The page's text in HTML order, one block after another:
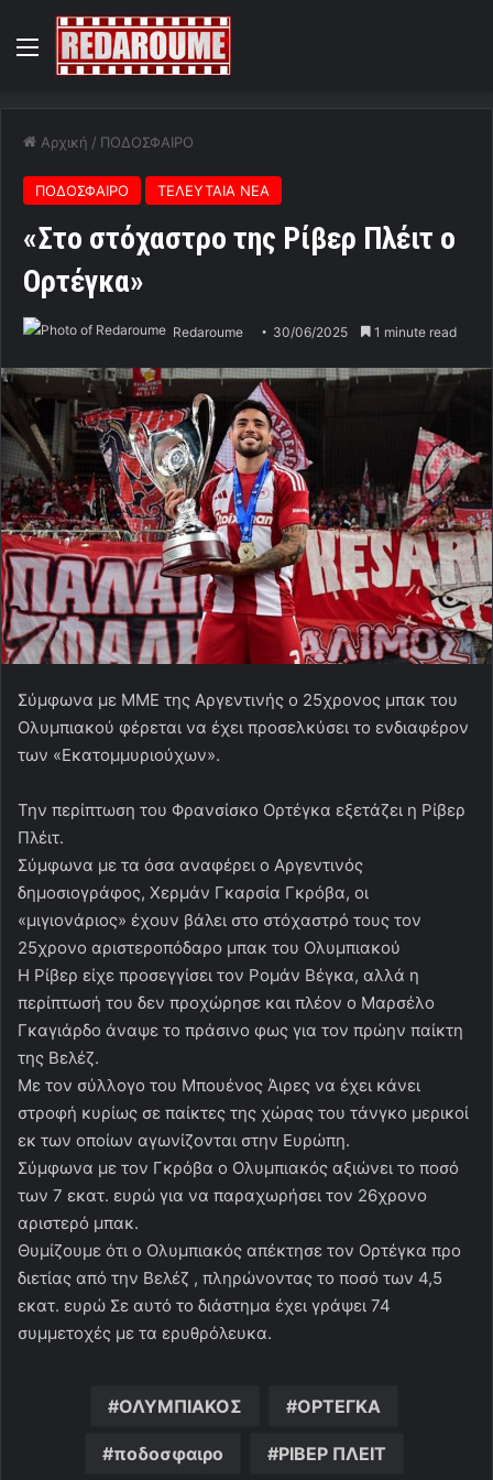
Menu
Αρχική / ΠΟΔΟΣΦΑΙΡΟ
ΠΟΔΟΣΦΑΙΡΟ ΤΕΛΕΥΤΑΙΑ ΝΕΑ
«Στο στόχαστρο της Ρίβερ Πλέιτ ο
Ορτέγκα»
Redaroume 30/06/2025 1 minute read
Σύμφωνα με ΜΜΕ της Αργεντινής ο 25χρονος μπακ του
Ολυμπιακού φέρεται να έχει προσελκύσει το ενδιαφέρον
των «Εκατομμυριούχων».
Την περίπτωση του Φρανσίσκο Ορτέγκα εξετάζει η Ρίβερ
Πλέιτ.
Σύμφωνα με τα όσα αναφέρει ο Αργεντινός
δημοσιογράφος, Χερμάν Γκαρσία Γκρόβα, οι
«μιγιονάριος» έχουν βάλει στο στόχαστρό τους τον
25χρονο αριστεροπόδαρο μπακ του Ολυμπιακού
Η Ρίβερ είχε προσεγγίσει τον Ρομάν Βέγκα, αλλά η
περίπτωσή του δεν προχώρησε και πλέον ο Μαρσέλο
Γκαγιάρδο άναψε το πράσινο φως για τον πρώην παίκτη
της Βελέζ.
Με τον σύλλογο του Μπουένος Άιρες να έχει κάνει
στροφή κυρίως σε παίκτες της χώρας του τάνγκο μερικοί
εκ των οποίων αγωνίζονται στην Ευρώπη.
Σύμφωνα με τον Γκρόβα ο Ολυμπιακός αξιώνει το ποσό
των 7 εκατ. ευρώ για να παραχωρήσει τον 26χρονο
αριστερό μπακ.
Θυμίζουμε ότι ο Ολυμπιακός απέκτησε τον Ορτέγκα προ
διετίας από την Βελέζ , πληρώνοντας το ποσό των 4,5
εκατ. ευρώ Σε αυτό το διάστημα έχει γράψει 74
συμμετοχές με τα ερυθρόλευκα.
ΟΛΥΜΠΙΑΚΟΣ ΟΡΤΕΓΚΑ
ποδοσφαιρο ΡΙΒΕΡ ΠΛΕΙΤ